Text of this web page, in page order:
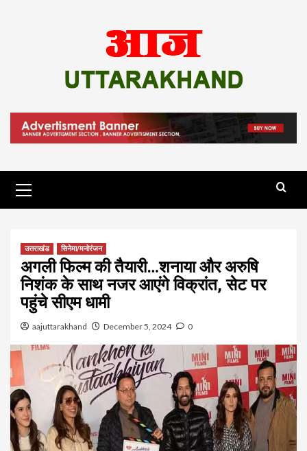
Menu
उत्तराखंड सिनेमा/मनोरंजन
अगली फिल्म की तैयारी…शनाया और अरुषि
निशंक के साथ नजर आएंगे विक्रांत, सेट पर
पहुंचे सीएम धामी
aajuttarakhand December 5, 2024 0